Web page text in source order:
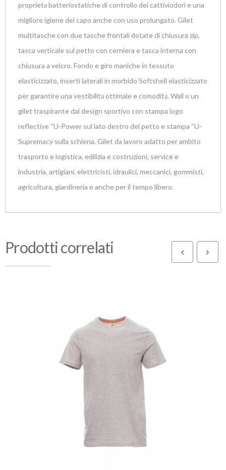
proprietа batteriostatiche di controllo dei cattiviodori e una
migliore igiene del capo anche con uso prolungato. Gilet
multitasche con due tasche frontali dotate di chiusura zip,
tasca verticale sul petto con cerniera e tasca interna con
chiusura a velcro. Fondo e giro maniche in tessuto
elasticizzato, inserti laterali in morbido Softshell elasticizzato
per garantire una vestibilitа ottimale e comoditа. Wall и un
gilet traspirante dal design sportivo con stampa logo
reflective “U-Power sul lato destro del petto e stampa “U-
Supremacy sulla schiena. Gilet da lavoro adatto per ambito
trasporto e logistica, edilizia e costruzioni, service e
industria, artigiani, elettricisti, idraulici, meccanici, gommisti,
agricoltura, giardineria e anche per il tempo libero.
Prodotti correlati